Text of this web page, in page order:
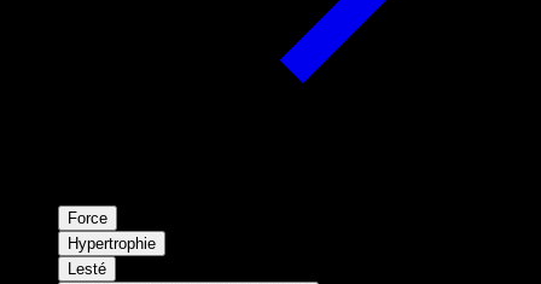
Force
Hypertrophie
Lesté